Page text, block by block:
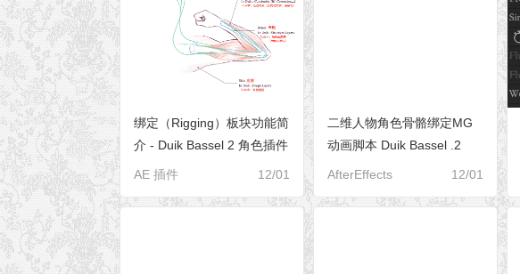
绑定（Rigging）板块功能简
介 - Duik Bassel 2 角色插件
参数全解[S01E01]
AE 插件 12/01
二维人物角色骨骼绑定MG
动画脚本 Duik Bassel .2
v16 Win/Mac
AfterEffects 12/01